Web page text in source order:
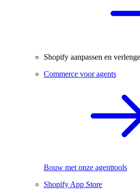
Shopify aanpassen en
Commerce voor agents
Bouw met onze agenttools
Shopify App Store